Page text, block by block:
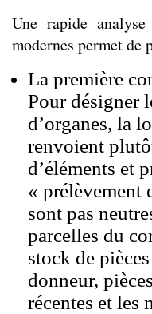
Une rapide
modernes permet de
La première
Pour désigner
d’organes, la
renvoient
d’éléments et
« prélèvement
sont pas
parcelles du
stock de
donneur,
récentes et les